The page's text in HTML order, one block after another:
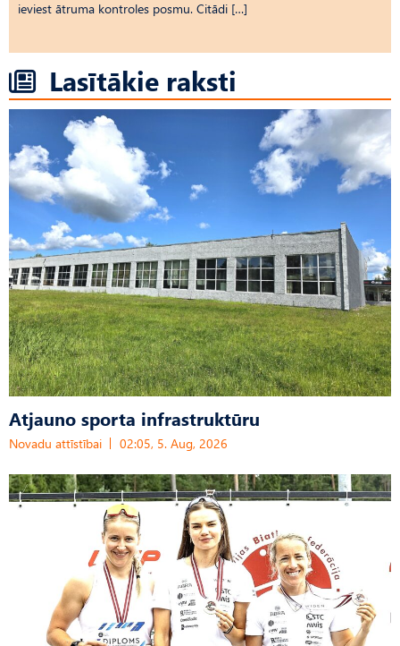
ieviest ātruma kontroles posmu. Citādi […]
Lasītākie raksti
Atjauno sporta infrastruktūru
Novadu attīstībai 02:05, 5. Aug, 2026